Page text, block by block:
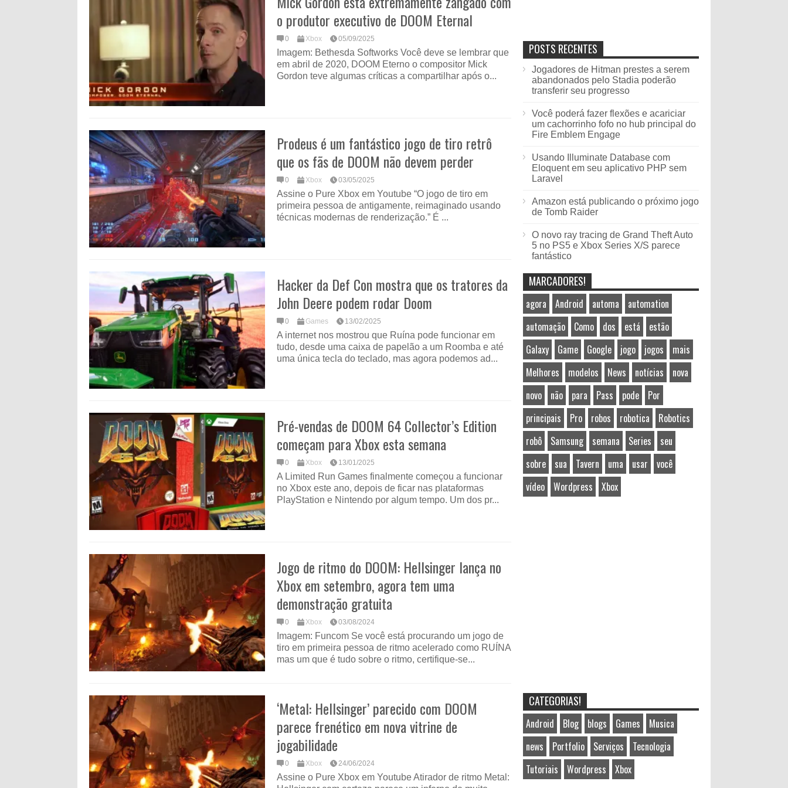
o produtor executivo de DOOM Eternal
0 Xbox 05/09/2025
Imagem: Bethesda Softworks Você deve se lembrar que
em abril de 2020, DOOM Eterno o compositor Mick
Gordon teve algumas críticas a compartilhar após o...
Prodeus é um fantástico jogo de tiro retrô
que os fãs de DOOM não devem perder
0 Xbox 03/05/2025
Assine o Pure Xbox em Youtube “O jogo de tiro em
primeira pessoa de antigamente, reimaginado usando
técnicas modernas de renderização.” É ...
Hacker da Def Con mostra que os tratores da
John Deere podem rodar Doom
0 Games 13/02/2025
A internet nos mostrou que Ruína pode funcionar em
tudo, desde uma caixa de papelão a um Roomba e até
uma única tecla do teclado, mas agora podemos ad...
Pré-vendas de DOOM 64 Collector’s Edition
começam para Xbox esta semana
0 Xbox 13/01/2025
A Limited Run Games finalmente começou a funcionar
no Xbox este ano, depois de ficar nas plataformas
PlayStation e Nintendo por algum tempo. Um dos pr...
Jogo de ritmo do DOOM: Hellsinger lança no
Xbox em setembro, agora tem uma
demonstração gratuita
0 Xbox 03/08/2024
Imagem: Funcom Se você está procurando um jogo de
tiro em primeira pessoa de ritmo acelerado como RUÍNA
mas um que é tudo sobre o ritmo, certifique-se...
‘Metal: Hellsinger’ parecido com DOOM
parece frenético em nova vitrine de
jogabilidade
0 Xbox 24/06/2024
Assine o Pure Xbox em Youtube Atirador de ritmo Metal:
POSTS RECENTES
Jogadores de Hitman prestes a serem
abandonados pelo Stadia poderão
transferir seu progresso
Você poderá fazer flexões e acariciar
um cachorrinho fofo no hub principal do
Fire Emblem Engage
Usando Illuminate Database com
Eloquent em seu aplicativo PHP sem
Laravel
Amazon está publicando o próximo jogo
de Tomb Raider
O novo ray tracing de Grand Theft Auto
5 no PS5 e Xbox Series X/S parece
fantástico
MARCADORES!
agora Android automa
automation
automação
Como dos está
estão
Galaxy
Game Google jogo jogos
mais
Melhores
modelos News notícias
nova
novo
não para Pass pode
Por
principais
Pro robos robotica
Robotics
robô
Samsung semana Series
seu
sobre
sua Tavern uma usar
você
vídeo
Wordpress Xbox
CATEGORIAS!
Android Blog blogs Games
Musica
news
Portfolio Serviços
Tecnologia
Tutoriais
Wordpress Xbox